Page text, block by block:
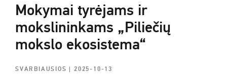
Mokymai tyrėjams ir
mokslininkams „Piliečių
mokslo ekosistema“
SVARBIAUSIOS| 2025-10-13